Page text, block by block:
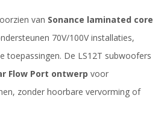
van Sonance laminated core
70V/100V installaties,
toepassingen. De LS12T subwoofers
Flow Port ontwerp voor
zonder hoorbare vervorming of